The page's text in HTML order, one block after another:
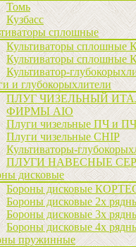
Томь
Кузбасс
сплошные
Культиваторы сплошные
Культиваторы
Культиватор-
и глубокорыхлители
ПЛУГ ЧИЗЕЛЬНЫЙ
ФИРМЫ AIO
Плуги чизельные ПЧ и
Плуги чизельные CHIP
Культиваторы-
ПЛУГИ НАВЕСНЫЕ
дисковые
Бороны дисковые
Бороны дисковые 2х
Бороны дисковые 3х
Бороны дисковые 4х
пружинные